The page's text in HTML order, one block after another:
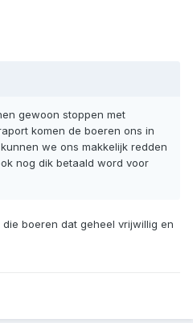
gewoon stoppen met
komen de boeren ons in
we ons makkelijk redden
nog dik betaald word voor
boeren dat geheel vrijwillig en